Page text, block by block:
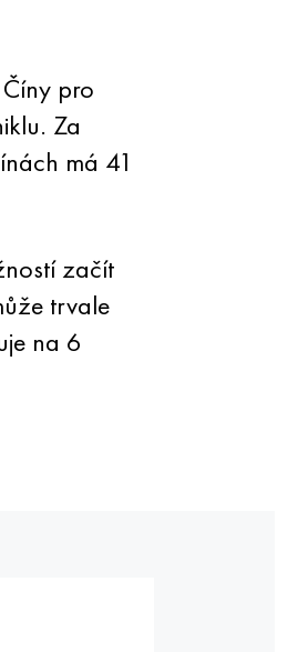
pro
Za
má 41
začít
trvale
na 6